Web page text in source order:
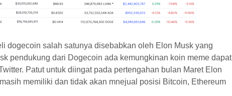
dogecoin salah satunya disebabkan oleh Elon Musk yang
pendukung dari Dogecoin ada kemungkinan koin meme dapat
Patut untuk diingat pada pertengahan bulan Maret Elon
memiliki dan tidak akan mnejual posisi Bitcoin, Ethereum